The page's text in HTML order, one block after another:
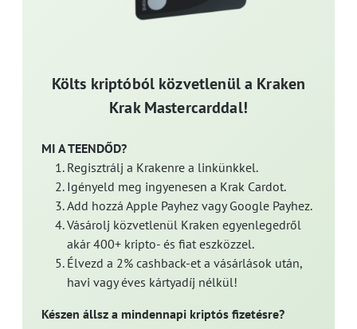
Költs kriptóból közvetlenül a Kraken
Krak Mastercarddal!
MI A TEENDŐD?
Regisztrálj a Krakenre a linkünkkel.
Igényeld meg ingyenesen a Krak Cardot.
Add hozzá Apple Payhez vagy Google Payhez.
Vásárolj közvetlenül Kraken egyenlegedről
akár 400+ kripto- és fiat eszközzel.
Élvezd a 2% cashback-et a vásárlások után,
havi vagy éves kártyadíj nélkül!
Készen állsz a mindennapi kriptós fizetésre?